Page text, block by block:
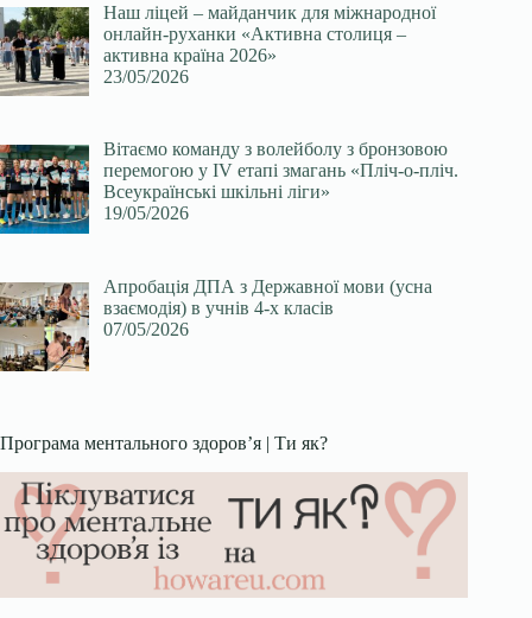
Наш ліцей – майданчик для міжнародної
онлайн-руханки «Активна столиця –
активна країна 2026»
23/05/2026
Вітаємо команду з волейболу з бронзовою
перемогою у ІV етапі змагань «Пліч-о-пліч.
Всеукраїнські шкільні ліги»
19/05/2026
Апробація ДПА з Державної мови (усна
взаємодія) в учнів 4-х класів
07/05/2026
Програма ментального здоров’я | Ти як?